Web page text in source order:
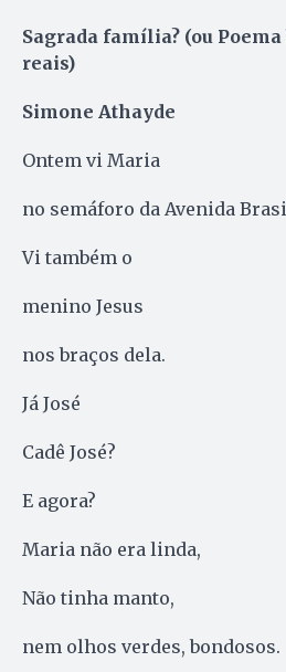
Sagrada família? (ou
reais)
Simone Athayde
Ontem vi Maria
no semáforo da Avenida
Vi também o
menino Jesus
nos braços dela.
Já José
Cadê José?
E agora?
Maria não era linda,
Não tinha manto,
nem olhos verdes, bondosos.